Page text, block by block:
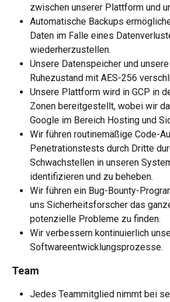
zwischen unserer Plattform und
Automatische Backups
Daten im Falle eines
wiederherzustellen.
Unsere Datenspeicher und
Ruhezustand mit AES-256
Unsere Plattform wird in GCP in
Zonen bereitgestellt, wobei wir
Google im Bereich Hosting und
Wir führen routinemäßige Code-
Penetrationstests durch Dritte
Schwachstellen in unseren
identifizieren und zu beheben.
Wir führen ein Bug-Bounty-
uns Sicherheitsforscher das
potenzielle Probleme zu finden.
Wir verbessern kontinuierlich
Softwareentwicklungsprozesse.
Team
Jedes Teammitglied nimmt bei